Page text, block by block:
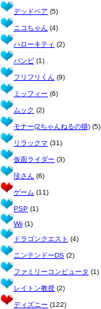
デッドベア (5)
ニコちゃん (4)
ハローキティ (2)
バンビ (1)
フリフリくん (9)
ミッフィー (6)
ムック (2)
モナー(2ちゃんねるの猫) (5)
リラックマ (31)
仮面ライダー (3)
珍さん (6)
ゲーム (11)
PSP (1)
Wii (1)
ドラゴンクエスト (4)
ニンテンドーDS (2)
ファミリーコンピュータ (1)
レイトン教授 (2)
ディズニー (122)